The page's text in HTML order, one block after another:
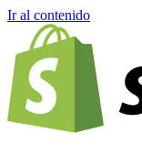
Ir al contenido